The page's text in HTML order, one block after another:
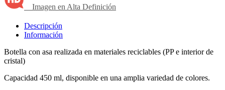
Imagen en Alta Definición
Descripción
Información
Botella con asa realizada en materiales reciclables (PP e interior de
cristal)
Capacidad 450 ml, disponible en una amplia variedad de colores.